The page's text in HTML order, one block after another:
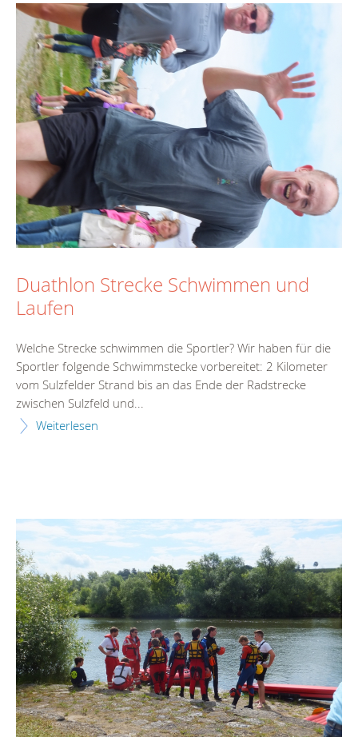
Duathlon Strecke Schwimmen und
Laufen
Welche Strecke schwimmen die Sportler? Wir haben für die
Sportler folgende Schwimmstecke vorbereitet: 2 Kilometer
vom Sulzfelder Strand bis an das Ende der Radstrecke
zwischen Sulzfeld und...
Weiterlesen